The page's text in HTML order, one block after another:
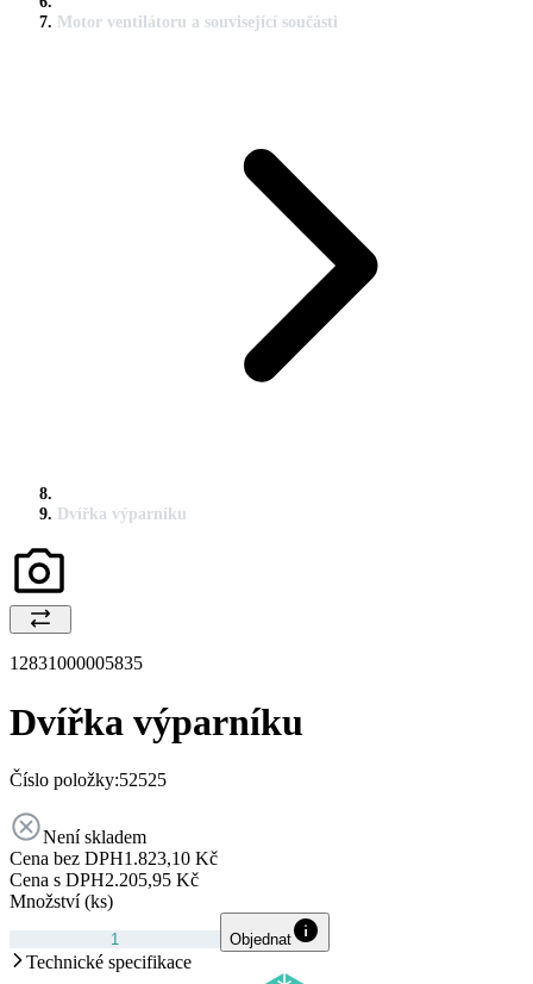
Motor ventilátoru a související součásti
Dvířka výparníku
12831000005835
Dvířka výparníku
Číslo položky:52525
Není skladem
Cena bez DPH1.823,10 Kč
Cena s DPH2.205,95 Kč
Množství (ks)
Objednat
Technické specifikace